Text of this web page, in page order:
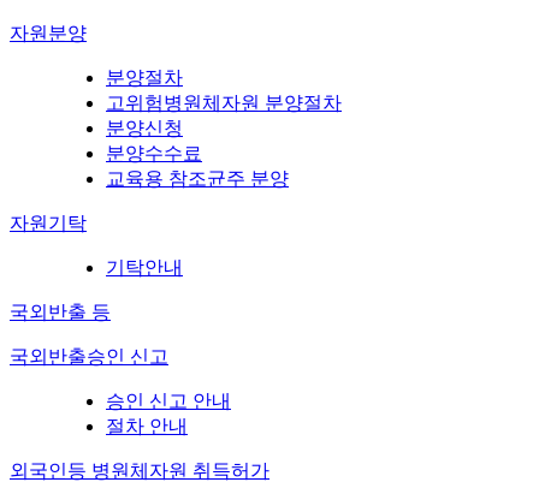
자원분양
분양절차
고위험병원체자원 분양절차
분양신청
분양수수료
교육용 참조균주 분양
자원기탁
기탁안내
국외반출 등
국외반출승인 신고
승인 신고 안내
절차 안내
외국인등 병원체자원 취득허가